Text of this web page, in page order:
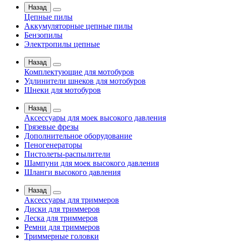
Назад
Цепные пилы
Аккумуляторные цепные пилы
Бензопилы
Электропилы цепные
Назад
Комплектующие для мотобуров
Удлинители шнеков для мотобуров
Шнеки для мотобуров
Назад
Аксессуары для моек высокого давления
Грязевые фрезы
Дополнительное оборудование
Пеногенераторы
Пистолеты-распылители
Шампуни для моек высокого давления
Шланги высокого давления
Назад
Аксессуары для триммеров
Диски для триммеров
Леска для триммеров
Ремни для триммеров
Триммерные головки